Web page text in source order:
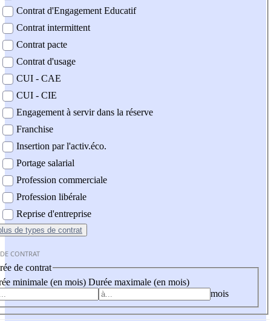
Contrat d'Engagement Educatif
Contrat intermittent
Contrat pacte
Contrat d'usage
CUI - CAE
CUI - CIE
Engagement à servir dans la réserve
Franchise
Insertion par l'activ.éco.
Portage salarial
Profession commerciale
Profession libérale
Reprise d'entreprise
de types de contrat
CONTRAT
de contrat
minimale (en mois) Durée maximale (en mois)
mois